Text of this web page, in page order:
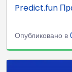
Predict.fun
Опубликовано в